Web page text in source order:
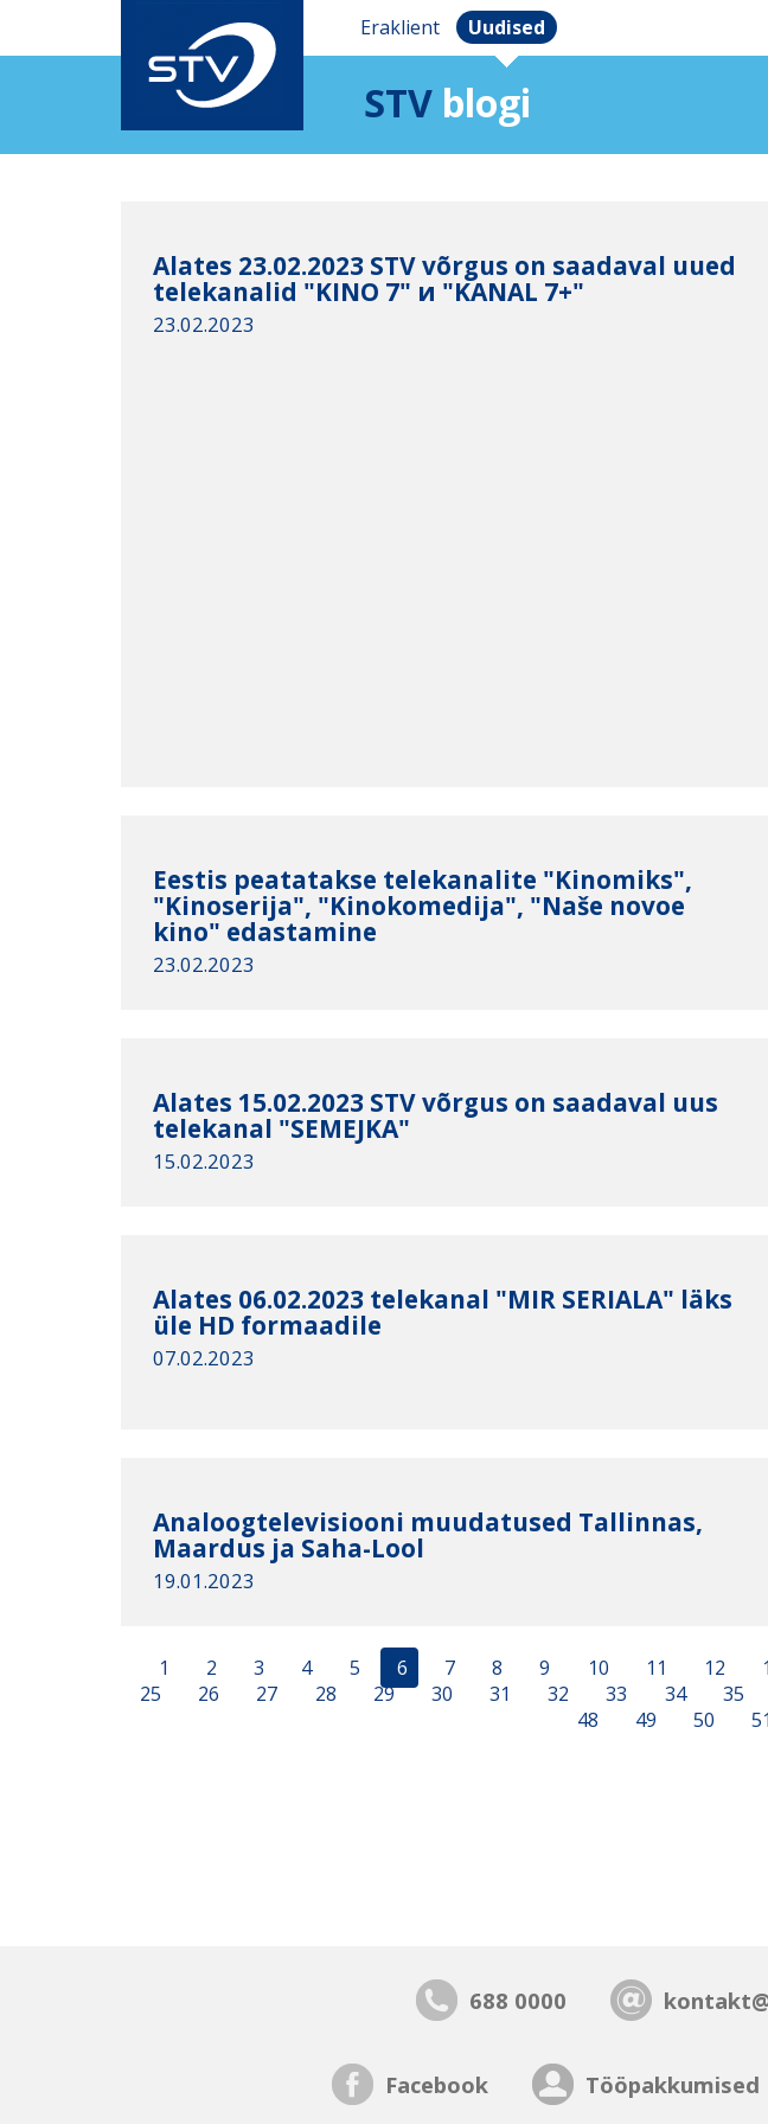
Eraklient Uudised
STV blogi
Alates 23.02.2023 STV võrgus on saadaval uued
telekanalid "KINO 7" и "KANAL 7+"
23.02.2023
Eestis peatatakse telekanalite "Kinomiks",
"Kinoserija", "Kinokomedija", "Naše novoe
kino" edastamine
23.02.2023
Alates 15.02.2023 STV võrgus on saadaval uus
telekanal "SEMEJKA"
15.02.2023
Alates 06.02.2023 telekanal "MIR SERIALA" läks
üle HD formaadile
07.02.2023
Analoogtelevisiooni muudatused Tallinnas,
Maardus ja Saha-Lool
19.01.2023
1 2 3 4 5 6 7 8 9 10 11 12
25
26 27 28 29 30 31 32 33 34 35
48
49 50 51
688 0000
Facebook Tööpakkumised